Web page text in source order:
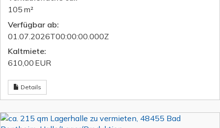
105 m²
Verfügbar ab:
01.07.2026T00:00:00.000Z
Kaltmiete:
610,00 EUR
Details